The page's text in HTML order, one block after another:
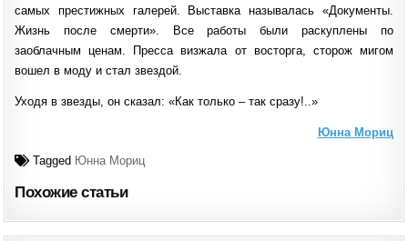
самых престижных галерей. Выставка называлась «Документы.
Жизнь после смерти». Все работы были раскуплены по
заоблачным ценам. Пресса визжала от восторга, сторож мигом
вошел в моду и стал звездой.
Уходя в звезды, он сказал: «Как только – так сразу!..»
Юнна Мориц
Tagged Юнна Мориц
Похожие статьи